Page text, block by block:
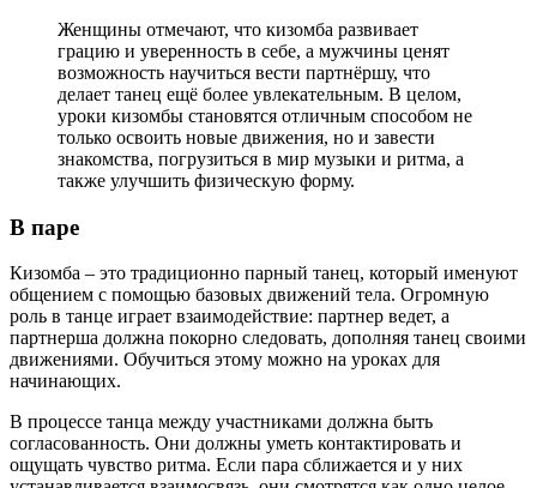
Женщины отмечают, что кизомба развивает
грацию и уверенность в себе, а мужчины ценят
возможность научиться вести партнёршу, что
делает танец ещё более увлекательным. В целом,
уроки кизомбы становятся отличным способом не
только освоить новые движения, но и завести
знакомства, погрузиться в мир музыки и ритма, а
также улучшить физическую форму.
В паре
Кизомба – это традиционно парный танец, который именуют
общением с помощью базовых движений тела. Огромную
роль в танце играет взаимодействие: партнер ведет, а
партнерша должна покорно следовать, дополняя танец своими
движениями. Обучиться этому можно на уроках для
начинающих.
В процессе танца между участниками должна быть
согласованность. Они должны уметь контактировать и
ощущать чувство ритма. Если пара сближается и у них